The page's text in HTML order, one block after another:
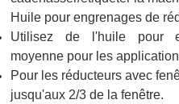
Huile pour engrenages de
Utilisez de l'huile pour
moyenne pour les
Pour les réducteurs avec
jusqu'aux 2/3 de la fenêtre.